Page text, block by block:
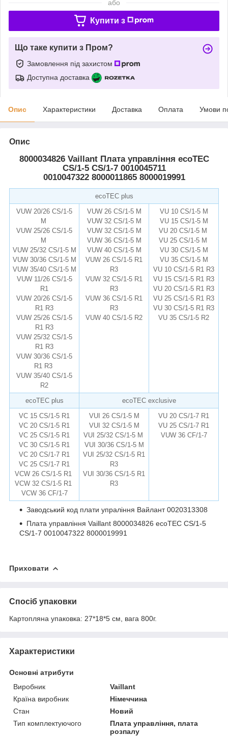
або
Купити з
Що таке купити з Пром?
Замовлення під захистом
Доступна доставка
Опис Характеристики Доставка Оплата Умови
Опис
8000034826 Vaillant Плата управління ecoTEC
CS/1-5 CS/1-7 0010045711
0010047322 8000011865 8000019991
ecoTEC plus
VUW 20/26 CS/1-5
M
VUW 25/26 CS/1-5
M
VUW 25/32 CS/1-5 M
VUW 30/36 CS/1-5 M
VUW 35/40 CS/1-5 M
VUW 11/26 CS/1-5
R1
VUW 20/26 CS/1-5
R1 R3
VUW 25/26 CS/1-5
R1 R3
VUW 25/32 CS/1-5
R1 R3
VUW 30/36 CS/1-5
R1 R3
VUW 35/40 CS/1-5
R2
VUW 26 CS/1-5 M
VUW 32 CS/1-5 M
VUW 32 CS/1-5 M
VUW 36 CS/1-5 M
VUW 40 CS/1-5 M
VUW 26 CS/1-5 R1
R3
VUW 32 CS/1-5 R1
R3
VUW 36 CS/1-5 R1
R3
VUW 40 CS/1-5 R2
VU 10 CS/1-5 M
VU 15 CS/1-5 M
VU 20 CS/1-5 M
VU 25 CS/1-5 M
VU 30 CS/1-5 M
VU 35 CS/1-5 M
VU 10 CS/1-5 R1 R3
VU 15 CS/1-5 R1 R3
VU 20 CS/1-5 R1 R3
VU 25 CS/1-5 R1 R3
VU 30 CS/1-5 R1 R3
VU 35 CS/1-5 R2
ecoTEC plus
ecoTEC exclusive
VC 15 CS/1-5 R1
VC 20 CS/1-5 R1
VC 25 CS/1-5 R1
VC 30 CS/1-5 R1
VC 20 CS/1-7 R1
VC 25 CS/1-7 R1
VCW 26 CS/1-5 R1
VCW 32 CS/1-5 R1
VCW 36 CF/1-7
VUI 26 CS/1-5 M
VUI 32 CS/1-5 M
VUI 25/32 CS/1-5 M
VUI 30/36 CS/1-5 M
VUI 25/32 CS/1-5 R1
R3
VUI 30/36 CS/1-5 R1
R3
VU 20 CS/1-7 R1
VU 25 CS/1-7 R1
VUW 36 CF/1-7
Заводський код плати упраління Вайлант 0020313308
Плата управління Vaillant 8000034826 ecoTEC CS/1-5
CS/1-7 0010047322 8000019991
Приховати
Спосіб упаковки
Картопляна упаковка: 27*18*5 см, вага 800г.
Характеристики
Основні атрибути
Виробник
Vaillant
Країна виробник
Німеччина
Стан
Новий
Тип комплектуючого
Плата управління, плата
розпалу